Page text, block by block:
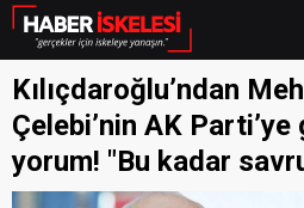
Kılıçdaroğlu’ndan
Çelebi’nin AK
yorum! "Bu kadar